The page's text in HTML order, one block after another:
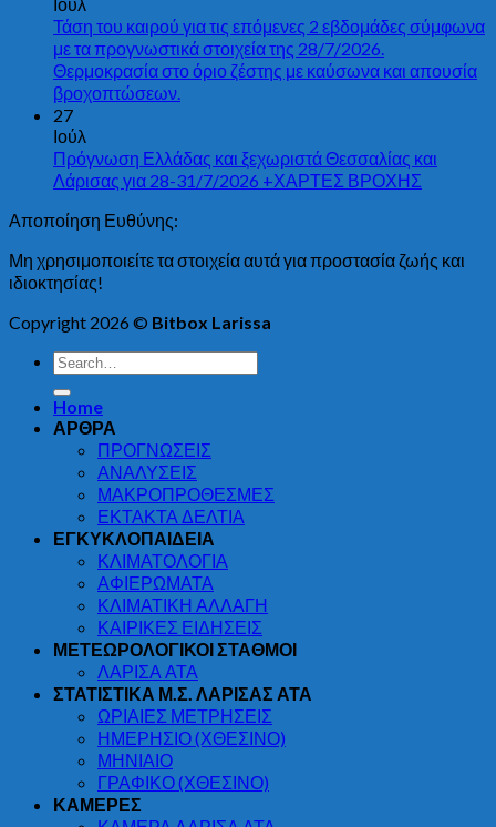
Τάση του καιρού για τις επόμενες 2 εβδομάδες σύμφωνα
με τα προγνωστικά στοιχεία της 28/7/2026.
Θερμοκρασία στο όριο ζέστης με καύσωνα και απουσία
βροχοπτώσεων.
27
Ιούλ
Πρόγνωση Ελλάδας και ξεχωριστά Θεσσαλίας και
Λάρισας για 28-31/7/2026 +ΧΑΡΤΕΣ ΒΡΟΧΗΣ
Αποποίηση Ευθύνης:
Μη χρησιμοποιείτε τα στοιχεία αυτά για προστασία ζωής και
ιδιοκτησίας!
Copyright 2026 © Bitbox Larissa
Home
ΑΡΘΡΑ
ΠΡΟΓΝΩΣΕΙΣ
ΑΝΑΛΥΣΕΙΣ
ΜΑΚΡΟΠΡΟΘΕΣΜΕΣ
ΕΚΤΑΚΤΑ ΔΕΛΤΙΑ
ΕΓΚΥΚΛΟΠΑΙΔΕΙΑ
ΚΛΙΜΑΤΟΛΟΓΙΑ
ΑΦΙΕΡΩΜΑΤΑ
ΚΛΙΜΑΤΙΚΗ ΑΛΛΑΓΗ
ΚΑΙΡΙΚΕΣ ΕΙΔΗΣΕΙΣ
ΜΕΤΕΩΡΟΛΟΓΙΚΟΙ ΣΤΑΘΜΟΙ
ΛΑΡΙΣΑ ΑΤΑ
ΣΤΑΤΙΣΤΙΚΑ Μ.Σ. ΛΑΡΙΣΑΣ ΑΤΑ
ΩΡΙΑΙΕΣ ΜΕΤΡΗΣΕΙΣ
ΗΜΕΡΗΣΙΟ (ΧΘΕΣΙΝΟ)
ΜΗΝΙΑΙΟ
ΓΡΑΦΙΚΟ (ΧΘΕΣΙΝΟ)
ΚΑΜΕΡΕΣ